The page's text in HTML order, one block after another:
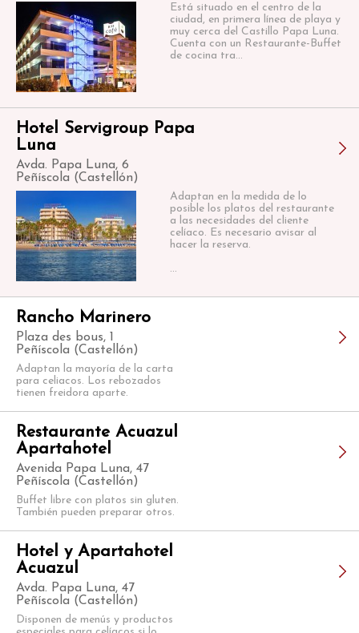
Está situado en el centro de la
ciudad, en primera línea de playa y
muy cerca del Castillo Papa Luna.
Cuenta con un Restaurante-Buffet
de cocina tra...
Hotel Servigroup Papa
Luna
Avda. Papa Luna, 6
Peñíscola (Castellón)
Adaptan en la medida de lo
posible los platos del restaurante
a las necesidades del cliente
celíaco. Es necesario avisar al
hacer la reserva.
...
Rancho Marinero
Plaza des bous, 1
Peñíscola (Castellón)
Adaptan la mayoría de la carta
para celiacos. Los rebozados
tienen freidora aparte.
Restaurante Acuazul
Apartahotel
Avenida Papa Luna, 47
Peñíscola (Castellón)
Buffet libre con platos sin gluten.
También pueden preparar otros.
Hotel y Apartahotel
Acuazul
Avda. Papa Luna, 47
Peñíscola (Castellón)
Disponen de menús y productos